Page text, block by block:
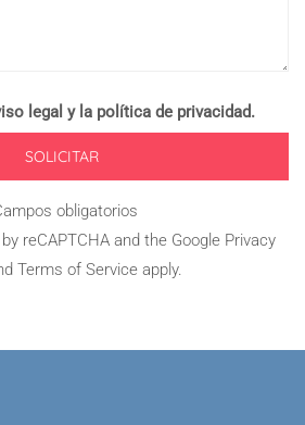
legal y la política de privacidad.
obligatorios
reCAPTCHA and the Google Privacy
Terms of Service apply.